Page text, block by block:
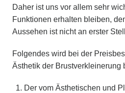
Daher ist uns vor allem sehr
Funktionen erhalten bleiben,
Aussehen ist nicht an erster
Folgendes wird bei der
Ästhetik der Brustverkleinerung
Der vom Ästhetischen und